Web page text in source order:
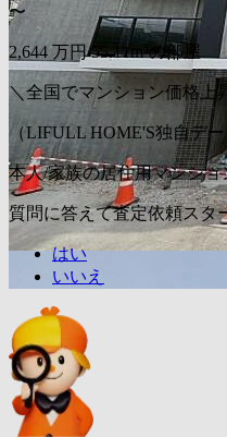
〜
2,644 万円 55.11m²の部屋
＼全国でマンション価格上
（LIFULL HOME'S独自デー
本人/家族の居住用マンショ
質問に答えて査定依頼スタ
はい
いいえ